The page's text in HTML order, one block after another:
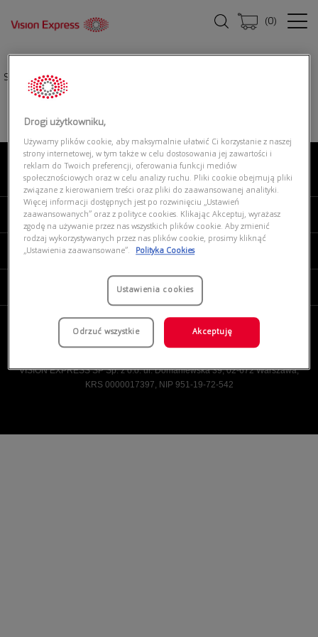
(0)
Strona główna|
O NAS
MOJE VISION EXPRESS
PRODUKTY I USŁUGI
VISION EXPRESS SP Sp. z o.o. ul. Domaniewska 39, 02-672 Warszawa,
KRS 0000017397, NIP 951-19-72-542
Drogi użytkowniku,
Używamy plików cookie, aby maksymalnie ułatwić Ci korzystanie z naszej
strony internetowej, w tym także w celu dostosowania jej zawartości i
reklam do Twoich preferencji, oferowania funkcji mediów
społecznościowych oraz w celu analizy ruchu. Pliki cookie obejmują pliki
związane z kierowaniem treści oraz pliki do zaawansowanej analityki.
Więcej informacji dostępnych jest po rozwinięciu „Ustawień
zaawansowanych” oraz z polityce cookies. Klikając Akceptuj, wyrażasz
zgodę na używanie przez nas wszystkich plików cookie. Aby zmienić
rodzaj wykorzystywanych przez nas plików cookie, prosimy kliknąć
„Ustawienia zaawansowane”.
Polityka Cookies
Ustawienia cookies
Odrzuć wszystkie Akceptuję